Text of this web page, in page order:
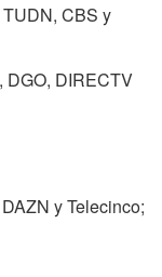
CBS y
DGO, DIRECTV
DAZN y Telecinco;